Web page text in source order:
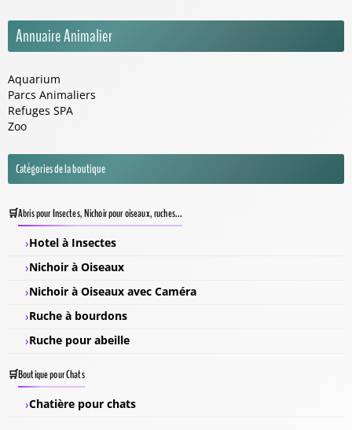
Annuaire Animalier
Aquarium
Parcs Animaliers
Refuges SPA
Zoo
Catégories de la boutique
Abris pour Insectes, Nichoir pour oiseaux, ruches...
Hotel à Insectes
Nichoir à Oiseaux
Nichoir à Oiseaux avec Caméra
Ruche à bourdons
Ruche pour abeille
Boutique pour Chats
Chatière pour chats